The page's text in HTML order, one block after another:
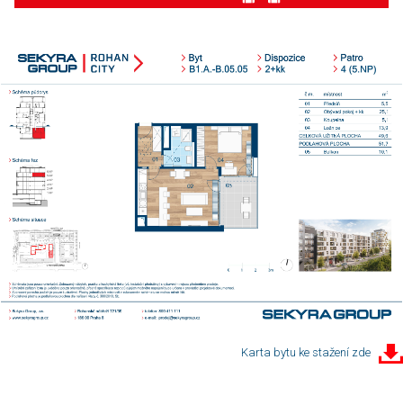
Karta bytu ke stažení zde